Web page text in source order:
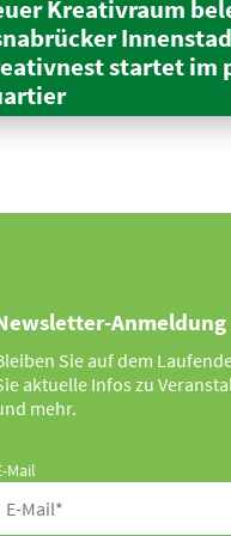
Kreativraum
startet im
Anmeldung
Sie auf dem
aktuelle Infos zu
mehr.
Mail